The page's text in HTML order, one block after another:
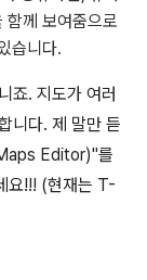
함께 보여줌으로
습니다.
죠. 지도가 여러
니다. 제 말만 듣
Editor)"를
요!!! (현재는 T-